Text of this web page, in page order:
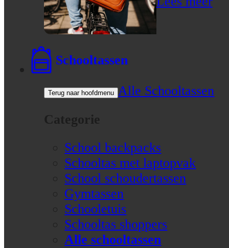
Schooltassen
Terug naar hoofdmenu Alle Schooltassen
Categorie
School backpacks
Schooltas met laptopvak
School schoudertassen
Gymtassen
Schooletuis
Schooltas shoppers
Alle schooltassen